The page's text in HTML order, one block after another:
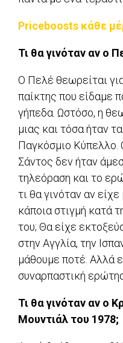
Priceboosts κάθε
Τι θα γινόταν αν ο
Ο Πελέ θεωρείται
παίκτης που είδαμε
γήπεδα. Ωστόσο, η
μιας και τόσα ήταν
Παγκόσμιο Κύπελλο.
Σάντος δεν ήταν
τηλεόραση και το
τι θα γινόταν αν
κάποια στιγμή κατά
του; Θα είχε
στην Αγγλία, την
μάθουμε ποτέ. Αλλά
συναρπαστική
Τι θα γινόταν αν ο
Μουντιάλ του 1978;